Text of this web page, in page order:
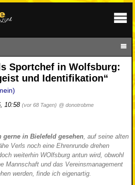
Sportchef in Wolfsburg:
und Identifikation“
10:58 (vor 68 Tagen) @ donotrobme
gerne in Bielefeld gesehen, auf seine alten
Verls noch eine Ehrenrunde drehen
weiterhin WOlfsburg antun wird, obwohl
Mannschaft und das Vereinsmanagement
werden, finde ich eigenartig.